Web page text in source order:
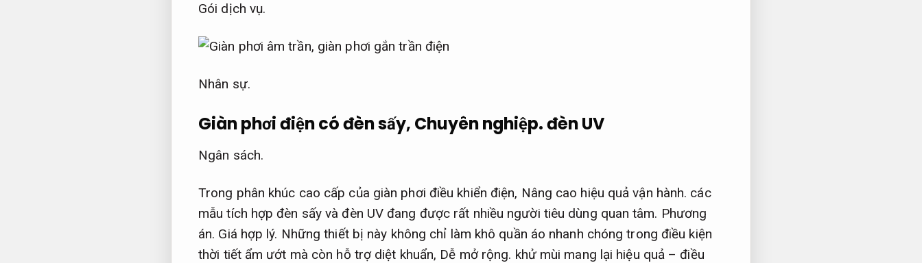
Gói dịch vụ.
Nhân sự.
Giàn phơi điện có đèn sấy, Chuyên nghiệp.đèn UV
Ngân sách.
Trong phân khúc cao cấp của giàn phơi điều khiển điện, Nâng cao hiệu quả vận hành. các
mẫu tích hợp đèn sấy và đèn UV đang được rất nhiều người tiêu dùng quan tâm. Phương
án. Giá hợp lý. Những thiết bị này không chỉ làm khô quần áo nhanh chóng trong điều kiện
thời tiết ẩm ướt mà còn hỗ trợ diệt khuẩn, Dễ mở rộng. khử mùi mang lại hiệu quả – điều